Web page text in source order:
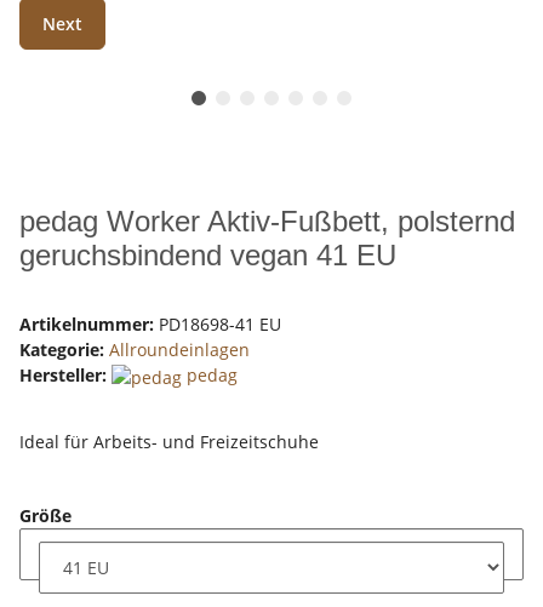
Next
pedag Worker Aktiv-Fußbett, polsternd
geruchsbindend vegan 41 EU
Artikelnummer: PD18698-41 EU
Kategorie: Allroundeinlagen
Hersteller:
pedag
Ideal für Arbeits- und Freizeitschuhe
Größe